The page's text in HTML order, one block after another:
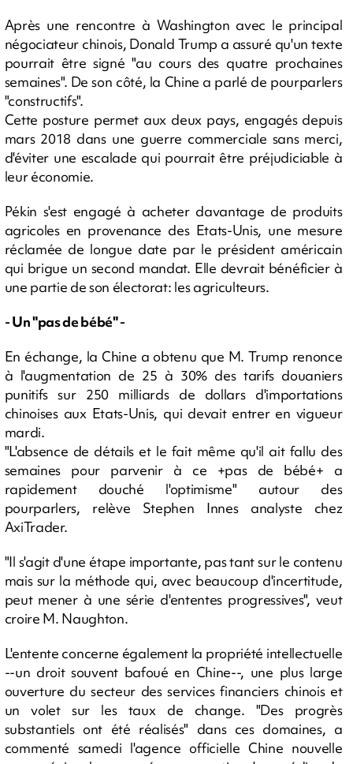
Après une rencontre à Washington avec le principal
négociateur chinois, Donald Trump a assuré qu'un texte
pourrait être signé "au cours des quatre prochaines
semaines". De son côté, la Chine a parlé de pourparlers
"constructifs".
Cette posture permet aux deux pays, engagés depuis
mars 2018 dans une guerre commerciale sans merci,
d'éviter une escalade qui pourrait être préjudiciable à
leur économie.
Pékin s'est engagé à acheter davantage de produits
agricoles en provenance des Etats-Unis, une mesure
réclamée de longue date par le président américain
qui brigue un second mandat. Elle devrait bénéficier à
une partie de son électorat: les agriculteurs.
- Un "pas de bébé" -
En échange, la Chine a obtenu que M. Trump renonce
à l'augmentation de 25 à 30% des tarifs douaniers
punitifs sur 250 milliards de dollars d'importations
chinoises aux Etats-Unis, qui devait entrer en vigueur
mardi.
"L'absence de détails et le fait même qu'il ait fallu des
semaines pour parvenir à ce +pas de bébé+ a
rapidement douché l'optimisme" autour des
pourparlers, relève Stephen Innes analyste chez
AxiTrader.
"Il s'agit d'une étape importante, pas tant sur le contenu
mais sur la méthode qui, avec beaucoup d'incertitude,
peut mener à une série d'ententes progressives", veut
croire M. Naughton.
L'entente concerne également la propriété intellectuelle
--un droit souvent bafoué en Chine--, une plus large
ouverture du secteur des services financiers chinois et
un volet sur les taux de change. "Des progrès
substantiels ont été réalisés" dans ces domaines, a
commenté samedi l'agence officielle Chine nouvelle